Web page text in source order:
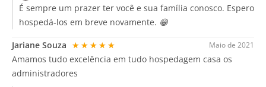
É sempre um prazer ter você e sua família conosco. Espero
hospedá-los em breve novamente. 😁
Maio de 2021
Jariane Souza ★★★★★
Amamos tudo excelência em tudo hospedagem casa os
administradores